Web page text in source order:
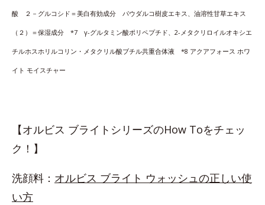
酸 ２－グルコシド＝美白有効成分 パウダルコ樹皮エキス、油溶性甘草エキス
（２）＝保湿成分 *7 γ-グルタミン酸ポリペプチド、2-メタクリロイルオキシエ
チルホスホリルコリン・メタクリル酸ブチル共重合体液 *8 アクアフォース ホワ
イト モイスチャー
【オルビス ブライトシリーズのHow Toをチェッ
ク！】
洗顔料： オルビス ブライト ウォッシュの正しい使
い方